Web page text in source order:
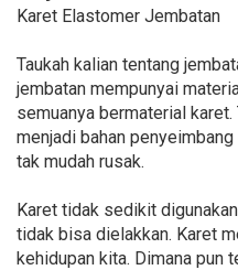
Karet Elastomer Jembatan
Taukah kalian tentang
jembatan mempunyai
semuanya bermaterial
menjadi bahan
tak mudah rusak.
Karet tidak sedikit
tidak bisa dielakkan. Karet
kehidupan kita. Dimana pun